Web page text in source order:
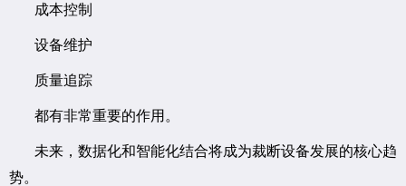
成本控制
设备维护
质量追踪
都有非常重要的作用。
未来，数据化和智能化结合将成为裁断设备发展的核心趋
势。